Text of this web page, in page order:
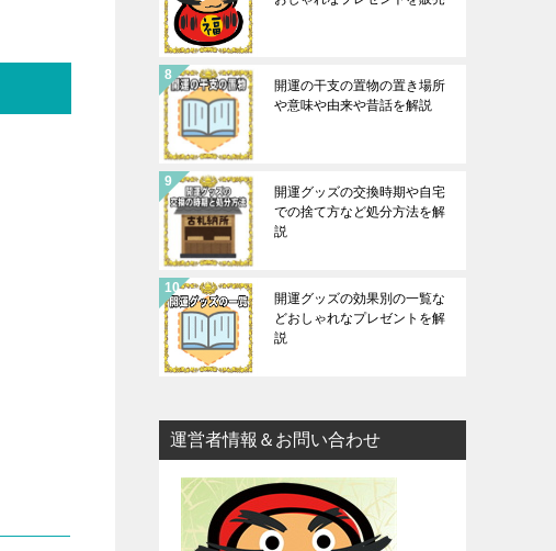
開運の干支の置物の置き場所
や意味や由来や昔話を解説
開運グッズの交換時期や自宅
での捨て方など処分方法を解
説
開運グッズの効果別の一覧な
どおしゃれなプレゼントを解
説
運営者情報＆お問い合わせ